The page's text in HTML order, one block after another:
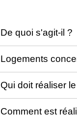
De quoi s'agit-il ?
Logements
Qui doit réaliser
Comment est